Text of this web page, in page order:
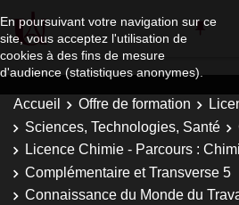
En poursuivant votre navigation sur ce
site, vous acceptez l'utilisation de
cookies à des fins de mesure
d'audience (statistiques anonymes).
Accueil Offre de formation
Sciences, Technologies, Santé
Licence Chimie - Parcours :
Complémentaire et Transverse 5
Connaissance du Monde du